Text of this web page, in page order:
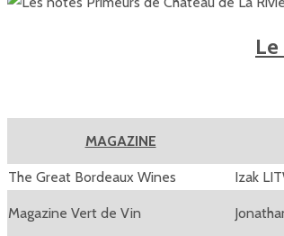
MAGAZINE
The Great Bordeaux Wines Izak
Magazine Vert de Vin